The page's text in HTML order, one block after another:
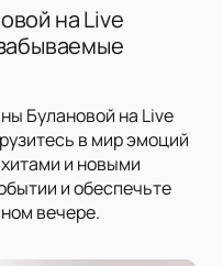
на Live
Булановой на Live
в мир эмоций
и новыми
и обеспечьте
вечере.